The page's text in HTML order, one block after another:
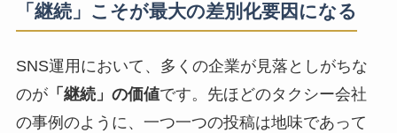
「継続」こそが最大の差別化要因になる
SNS運用において、多くの企業が見落としがちな
のが「継続」の価値です。先ほどのタクシー会社
の事例のように、一つ一つの投稿は地味であって